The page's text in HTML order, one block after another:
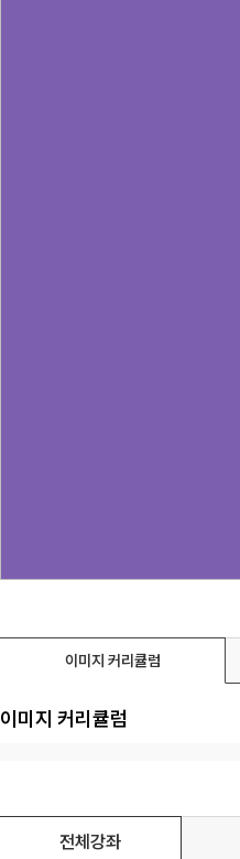
이미지 커리큘럼
이미지 커리큘럼
전체강좌